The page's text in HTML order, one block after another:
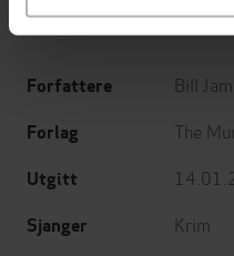
Forfattere Bill
Forlag The
Utgitt
Sjanger Krim